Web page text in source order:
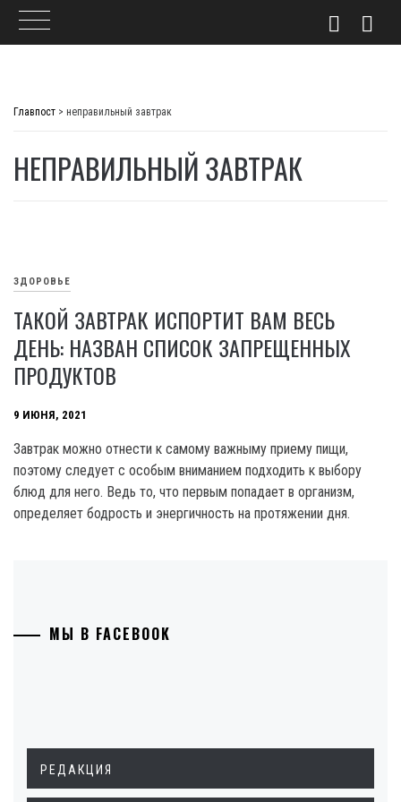
Главпост > неправильный завтрак
НЕПРАВИЛЬНЫЙ ЗАВТРАК
ЗДОРОВЬЕ
ТАКОЙ ЗАВТРАК ИСПОРТИТ ВАМ ВЕСЬ
ДЕНЬ: НАЗВАН СПИСОК ЗАПРЕЩЕННЫХ
ПРОДУКТОВ
9 ИЮНЯ, 2021
Завтрак можно отнести к самому важныму приему пищи,
поэтому следует с особым вниманием подходить к выбору
блюд для него. Ведь то, что первым попадает в организм,
определяет бодрость и энергичность на протяжении дня.
МЫ В FACEBOOK
РЕДАКЦИЯ